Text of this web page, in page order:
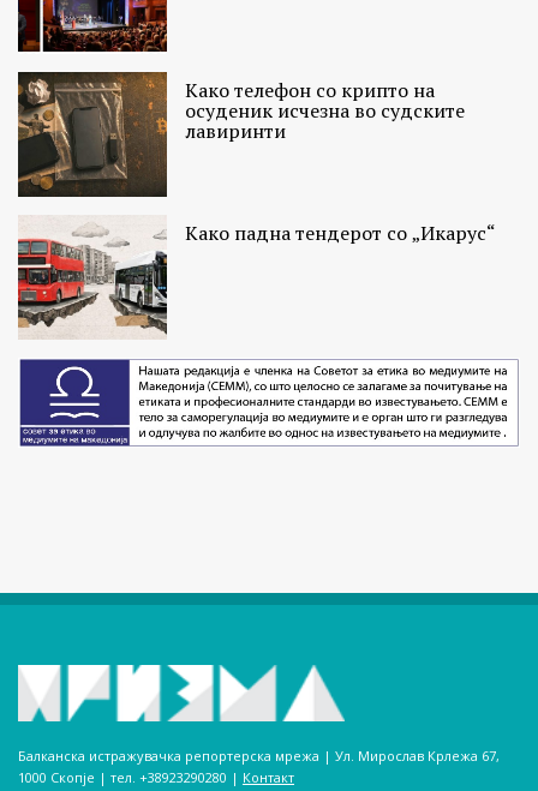
Како телефон со крипто на
осуденик исчезна во судските
лавиринти
Како падна тендерот со „Икарус“
Балканска истражувачка репортерска мрежа | Ул. Мирослав Крлежа 67,
1000 Скопје | тел. +38923290280­ | Контакт